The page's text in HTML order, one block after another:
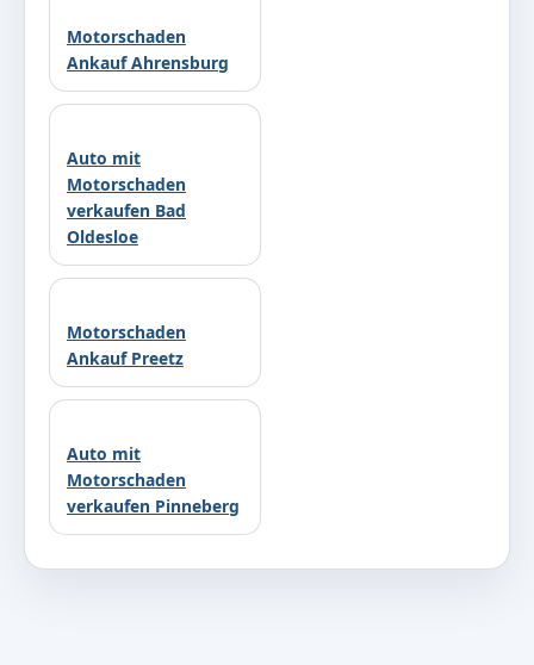
Motorschaden
Ankauf Ahrensburg
Auto mit
Motorschaden
verkaufen Bad
Oldesloe
Motorschaden
Ankauf Preetz
Auto mit
Motorschaden
verkaufen Pinneberg